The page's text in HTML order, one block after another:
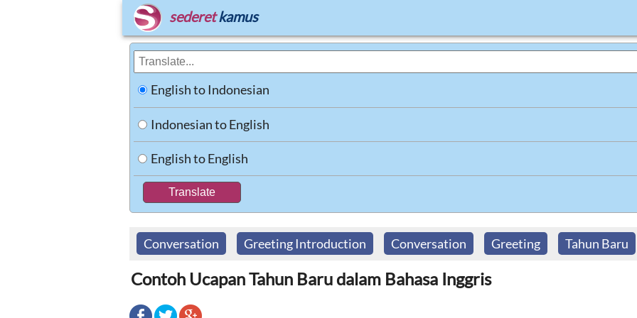
sederet kamus
English to Indonesian
Indonesian to English
English to English
Conversation Greeting Introduction Conversation Greeting Tahun Baru
Contoh Ucapan Tahun Baru dalam Bahasa Inggris